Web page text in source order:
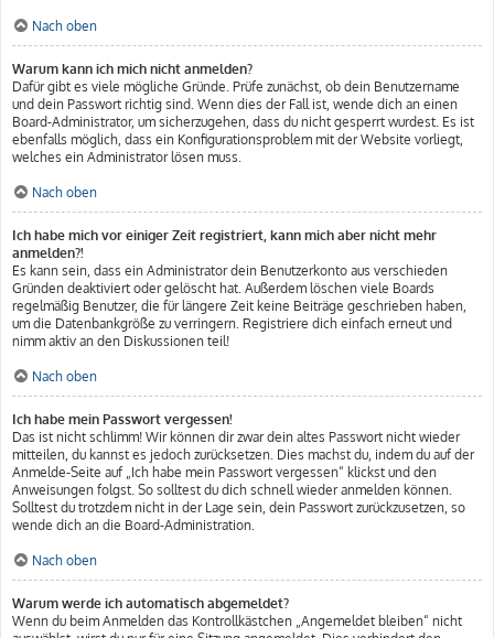
Nach oben
Warum kann ich mich nicht anmelden?
Dafür gibt es viele mögliche Gründe. Prüfe zunächst, ob dein Benutzername
und dein Passwort richtig sind. Wenn dies der Fall ist, wende dich an einen
Board-Administrator, um sicherzugehen, dass du nicht gesperrt wurdest. Es ist
ebenfalls möglich, dass ein Konfigurationsproblem mit der Website vorliegt,
welches ein Administrator lösen muss.
Nach oben
Ich habe mich vor einiger Zeit registriert, kann mich aber nicht mehr
anmelden?!
Es kann sein, dass ein Administrator dein Benutzerkonto aus verschieden
Gründen deaktiviert oder gelöscht hat. Außerdem löschen viele Boards
regelmäßig Benutzer, die für längere Zeit keine Beiträge geschrieben haben,
um die Datenbankgröße zu verringern. Registriere dich einfach erneut und
nimm aktiv an den Diskussionen teil!
Nach oben
Ich habe mein Passwort vergessen!
Das ist nicht schlimm! Wir können dir zwar dein altes Passwort nicht wieder
mitteilen, du kannst es jedoch zurücksetzen. Dies machst du, indem du auf der
Anmelde-Seite auf „Ich habe mein Passwort vergessen“ klickst und den
Anweisungen folgst. So solltest du dich schnell wieder anmelden können.
Solltest du trotzdem nicht in der Lage sein, dein Passwort zurückzusetzen, so
wende dich an die Board-Administration.
Nach oben
Warum werde ich automatisch abgemeldet?
Wenn du beim Anmelden das Kontrollkästchen „Angemeldet bleiben“ nicht